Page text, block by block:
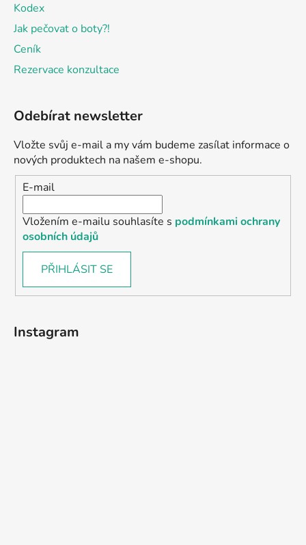
Kodex
Jak pečovat o boty?!
Ceník
Rezervace konzultace
Odebírat newsletter
Vložte svůj e-mail a my vám budeme zasílat informace o
nových produktech na našem e-shopu.
E-mail
Vložením e-mailu souhlasíte s podmínkami ochrany
osobních údajů
PŘIHLÁSIT SE
Instagram